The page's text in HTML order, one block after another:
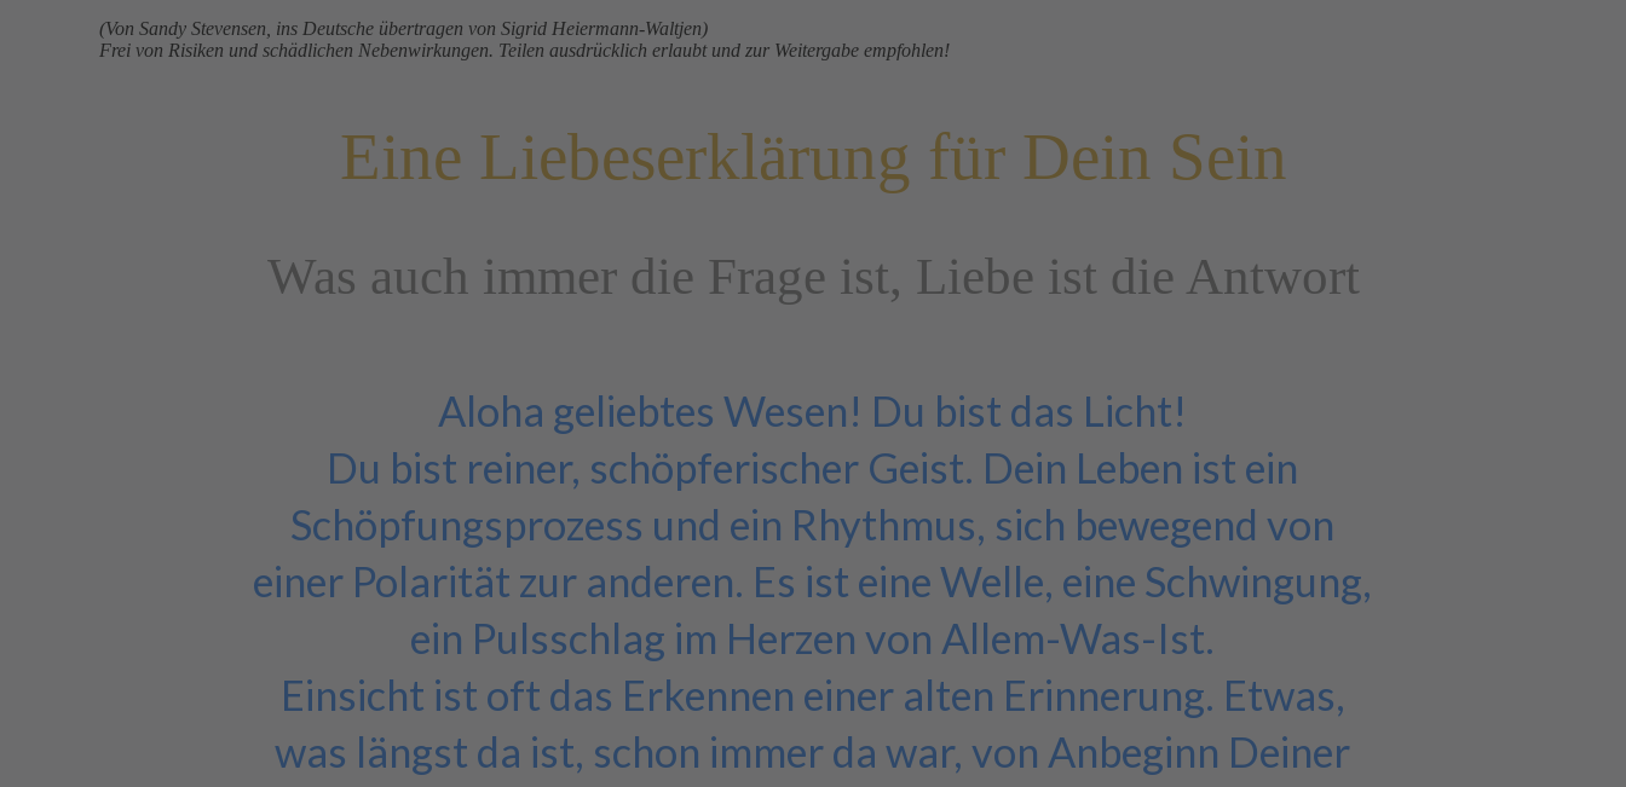
(Von Sandy Stevensen, ins Deutsche übertragen von Sigrid Heiermann-Waltjen)
Frei von Risiken und schädlichen Nebenwirkungen. Teilen ausdrücklich erlaubt und zur Weitergabe empfohlen!
Eine Liebeserklärung für Dein Sein
Was auch immer die Frage ist, Liebe ist die Antwort
Aloha geliebtes Wesen! Du bist das Licht!
Du bist reiner, schöpferischer Geist. Dein Leben ist ein
Schöpfungsprozess und ein Rhythmus, sich bewegend von
einer Polarität zur anderen. Es ist eine Welle, eine Schwingung,
ein Pulsschlag im Herzen von Allem-Was-Ist.
Einsicht ist oft das Erkennen einer alten Erinnerung. Etwas,
was längst da ist, schon immer da war, von Anbeginn Deiner